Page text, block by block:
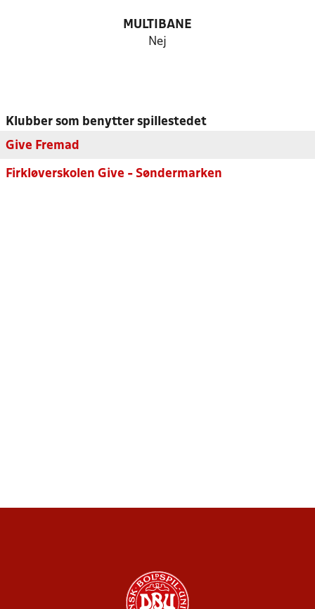
MULTIBANE
Nej
Klubber som benytter spillestedet
Give Fremad
Firkløverskolen Give - Søndermarken